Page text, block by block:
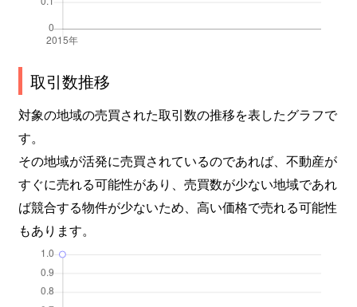
取引数推移
対象の地域の売買された取引数の推移を表したグラフで
す。
その地域が活発に売買されているのであれば、不動産が
すぐに売れる可能性があり、売買数が少ない地域であれ
ば競合する物件が少ないため、高い価格で売れる可能性
もあります。